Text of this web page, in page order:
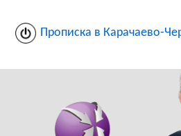
Прописка в Карачаево-